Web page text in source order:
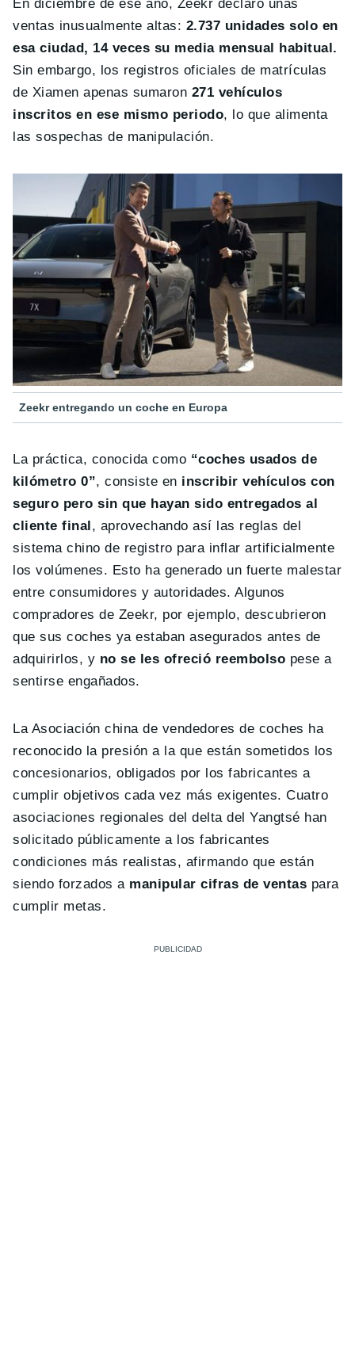
En diciembre de ese año, Zeekr declaró unas
ventas inusualmente altas: 2.737 unidades solo en
esa ciudad, 14 veces su media mensual habitual.
Sin embargo, los registros oficiales de matrículas
de Xiamen apenas sumaron 271 vehículos
inscritos en ese mismo periodo, lo que alimenta
las sospechas de manipulación.
Zeekr entregando un coche en Europa
La práctica, conocida como “coches usados de
kilómetro 0”, consiste en inscribir vehículos con
seguro pero sin que hayan sido entregados al
cliente final, aprovechando así las reglas del
sistema chino de registro para inflar artificialmente
los volúmenes. Esto ha generado un fuerte malestar
entre consumidores y autoridades. Algunos
compradores de Zeekr, por ejemplo, descubrieron
que sus coches ya estaban asegurados antes de
adquirirlos, y no se les ofreció reembolso pese a
sentirse engañados.
La Asociación china de vendedores de coches ha
reconocido la presión a la que están sometidos los
concesionarios, obligados por los fabricantes a
cumplir objetivos cada vez más exigentes. Cuatro
asociaciones regionales del delta del Yangtsé han
solicitado públicamente a los fabricantes
condiciones más realistas, afirmando que están
siendo forzados a manipular cifras de ventas para
cumplir metas.